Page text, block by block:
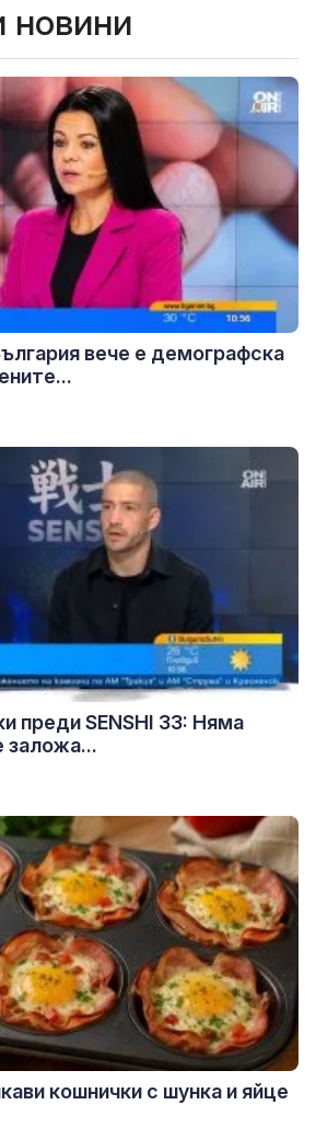
новини
вече е демографска
преди SENSHI 33: Няма
заложа...
кошнички с шунка и яйце